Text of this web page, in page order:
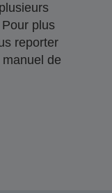
plus
reporter
de